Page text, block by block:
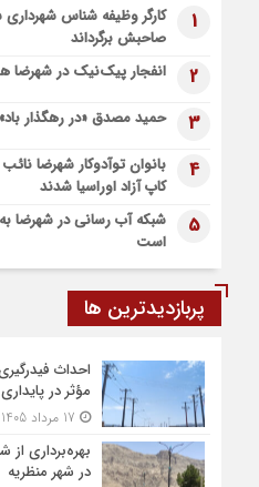
1
کارگر وظیفه شناس
صاحبش برگرداند
2 انفجار پیک‌نیک در
3 حمید مصدق «در رهگذار باد»
4
بانوان توآدوکار شهرضا
کاپ آزاد اوراسیا شدند
5
شبکه آب رسانی در شهرضا
است
پربازدیدترین ها
احداث
مؤثر در
بهره‌برداری
در شهر منظریه